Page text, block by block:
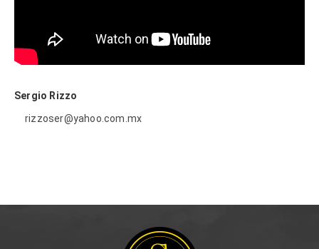
Sergio Rizzo
rizzoser@yahoo.com.mx